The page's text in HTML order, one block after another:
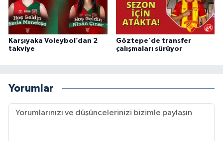
Karşıyaka Voleybol’dan 2
takviye
Göztepe'de transfer
çalışmaları sürüyor
Yorumlar